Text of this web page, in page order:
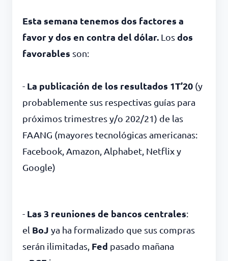
Esta semana tenemos dos factores a
favor y dos en contra del dólar. Losdos
favorables son:
- La publicación de los resultados 1T’20 (y
probablemente sus respectivas guías para
próximos trimestres y/o 202/21) de las
FAANG (mayores tecnológicas americanas:
Facebook, Amazon, Alphabet, Netflix y
Google)
- Las 3 reuniones de bancos centrales:
el BoJ ya ha formalizado que sus compras
serán ilimitadas, Fed pasado mañana